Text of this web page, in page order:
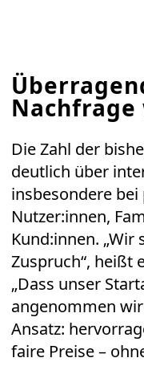
Die Zahl der
deutlich über
insbesondere
Nutzer:innen,
Kund:innen.
Zuspruch“, heißt
„Dass unser
angenommen
Ansatz:
faire Preise –